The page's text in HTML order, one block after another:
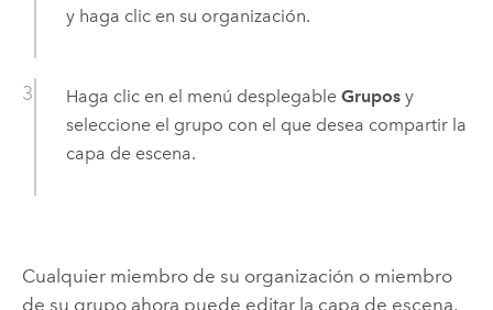
y haga clic en su organización.
Haga clic en el menú desplegable Gruposy
seleccione el grupo con el que desea compartir la
capa de escena.
Cualquier miembro de su organización o miembro
de su grupo ahora puede editar la capa de escena,